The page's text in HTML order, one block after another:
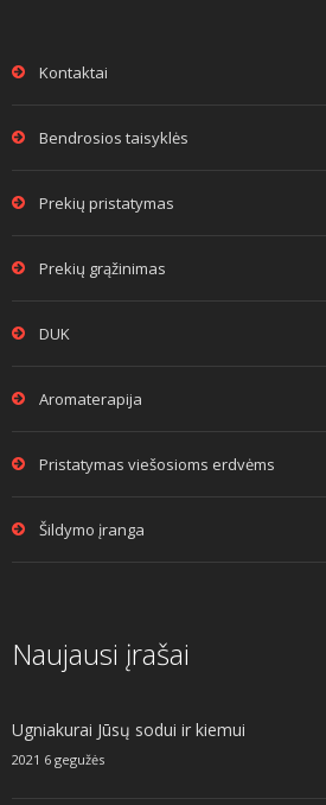
Kontaktai
Bendrosios taisyklės
Prekių pristatymas
Prekių grąžinimas
DUK
Aromaterapija
Pristatymas viešosioms erdvėms
Šildymo įranga
Naujausi įrašai
Ugniakurai Jūsų sodui ir kiemui
2021 6 gegužės